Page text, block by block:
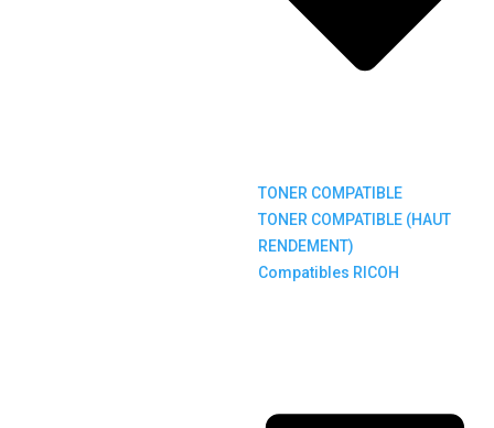
TONER COMPATIBLE
TONER COMPATIBLE (HAUT
RENDEMENT)
Compatibles RICOH